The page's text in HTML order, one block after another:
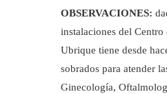
OBSERVACIONES:
instalaciones del Centro
Ubrique tiene desde
sobrados para atender
Ginecología,